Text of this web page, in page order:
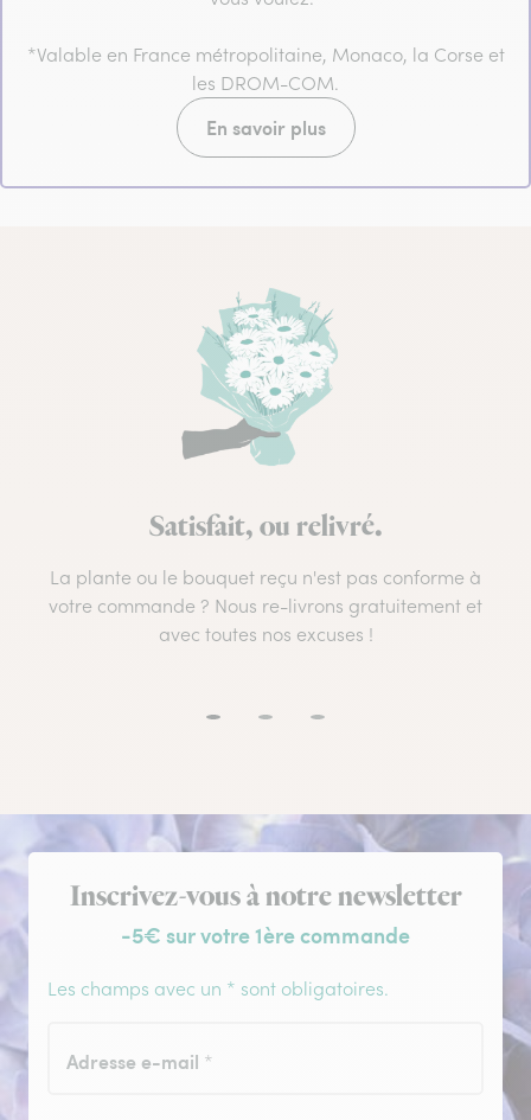
*Valable en France métropolitaine, Monaco, la Corse et
les DROM-COM.
En savoir plus
Satisfait, ou relivré.
La plante ou le bouquet reçu n'est pas conforme à
votre commande ? Nous re-livrons gratuitement et
avec toutes nos excuses !
Inscription à la newsletter
Inscrivez-vous à notre newsletter
-5€ sur votre 1ère commande
Les champs avec un * sont obligatoires.
Adresse e-mail *